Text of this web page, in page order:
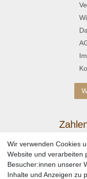
Wir verwenden Cookies
Website und verarbeiten
Besucher:innen unserer
Inhalte und Anzeigen zu